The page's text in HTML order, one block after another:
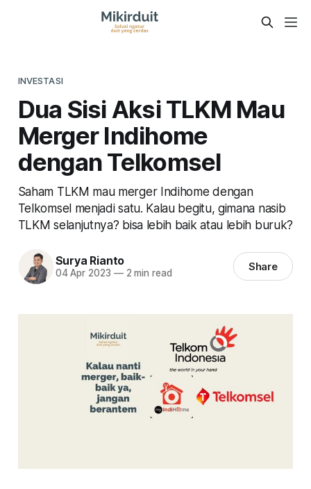
INVESTASI
Dua Sisi Aksi TLKM Mau
Merger Indihome
dengan Telkomsel
Saham TLKM mau merger Indihome dengan
Telkomsel menjadi satu. Kalau begitu, gimana nasib
TLKM selanjutnya? bisa lebih baik atau lebih buruk?
Surya Rianto
04 Apr 2023 —2 min read Share